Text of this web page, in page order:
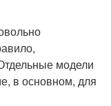
модели
в основном, для